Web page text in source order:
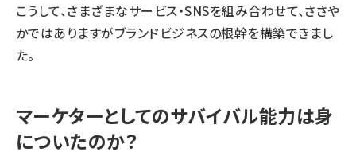
こうして、さまざまなサービス・SNSを組み合わせて、ささや
かではありますがブランドビジネスの根幹を構築できまし
た。
マーケターとしてのサバイバル能力は身
についたのか？